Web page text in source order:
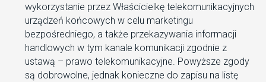
wykorzystanie przez Właścicielkę telekomunikacyjnych
urządzeń końcowych w celu marketingu
bezpośredniego, a także przekazywania informacji
handlowych w tym kanale komunikacji zgodnie z
ustawą – prawo telekomunikacyjne. Powyższe zgody
są dobrowolne, jednak konieczne do zapisu na listę